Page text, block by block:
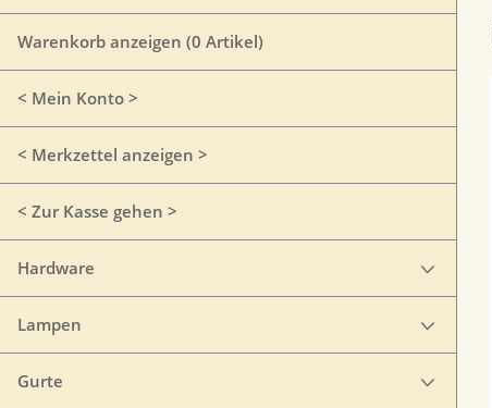
Warenkorb anzeigen (0 Artikel)
< Mein Konto >
< Merkzettel anzeigen >
< Zur Kasse gehen >
Hardware
Lampen
Gurte